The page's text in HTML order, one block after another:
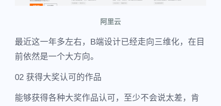
阿里云
最近这一年多左右，B端设计已经走向三维化，在目
前依然是一个大方向。
02 获得大奖认可的作品
能够获得各种大奖作品认可，至少不会说太差，肯